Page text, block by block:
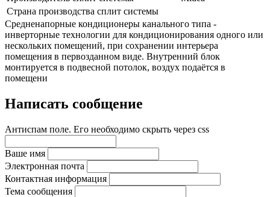
Страна производства сплит системы
Средненапорные кондиционеры канального типа -
инверторные технологии для кондиционирования одного или
нескольких помещений, при сохранении интерьера
помещения в первозданном виде. Внутренний блок
монтируется в подвесной потолок, воздух подаётся в
помещени
Написать сообщение
Антиспам поле. Его необходимо скрыть через css
Ваше имя
Электронная почта
Контактная информация
Тема сообщения